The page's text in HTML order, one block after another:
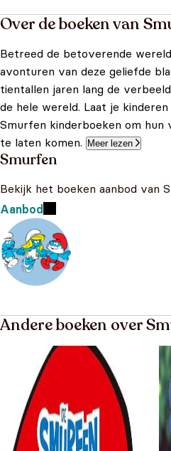
Over de boeken van
Betreed de betoverende
avonturen van deze geliefde
tientallen jaren lang de
de hele wereld. Laat je
Smurfen kinderboeken om
te laten komen.
Meer lezen
Smurfen
Bekijk het boeken aanbod van
Aanbod
Andere boeken over